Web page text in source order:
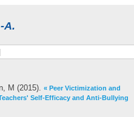
A.
M (2015). « Peer Victimization and
Self-Efficacy and Anti-Bullying